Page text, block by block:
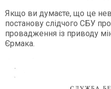
Якщо ви думаєте, що це
постанову слідчого СБУ
провадження із приводу
Єрмака.